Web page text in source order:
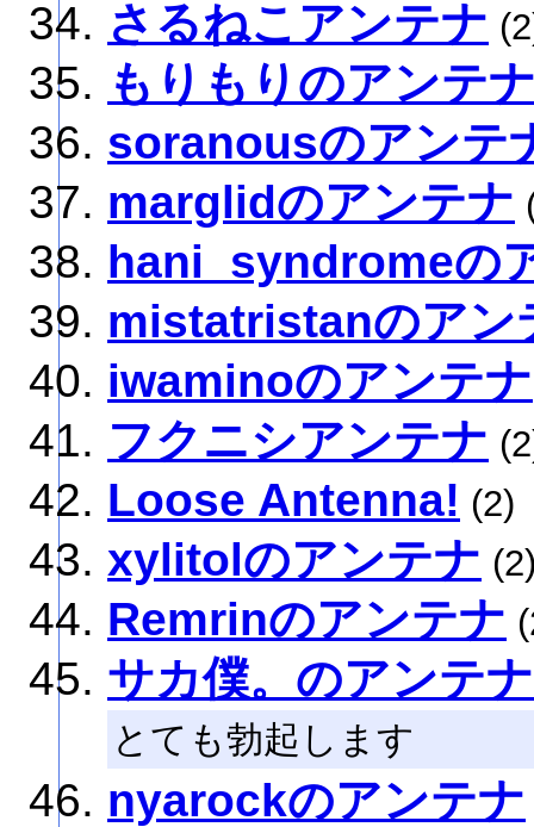
さるねこアンテナ
もりもりのアンテ
soranousのアンテ
marglidのアンテナ
hani_syndromeの
mistatristanのアン
iwaminoのアンテナ
フクニシアンテナ
Loose Antenna! (2)
xylitolのアンテナ
Remrinのアンテナ
サカ僕。のアンテナ
とても勃起します
nyarockのアンテナ